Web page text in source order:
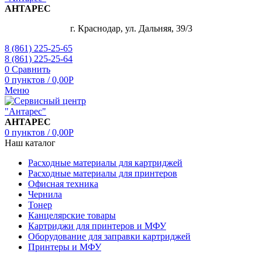
АНТАРЕС
г. Краснодар, ул. Дальняя, 39/3
8 (861) 225-25-65
8 (861) 225-25-64
0 Сравнить
0 пунктов / 0,00Р
Меню
АНТАРЕС
0 пунктов / 0,00Р
Наш каталог
Расходные материалы для картриджей
Расходные материалы для принтеров
Офисная техника
Чернила
Тонер
Канцелярские товары
Картриджи для принтеров и МФУ
Оборудование для заправки картриджей
Принтеры и МФУ